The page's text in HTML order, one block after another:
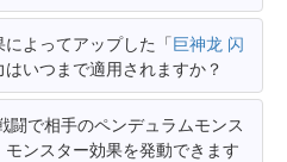
よってアップした「巨神龙 闪
はいつまで適用されますか？
闘で相手のペンデュラムモンス
ンスター効果を発動できます